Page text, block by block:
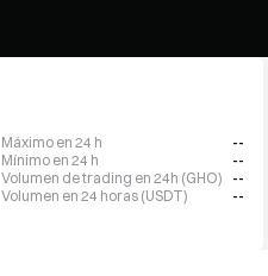
Máximo en 24 h
--
Mínimo en 24 h
--
Volumen de trading en 24h (GHO)
--
Volumen en 24 horas (USDT)
--